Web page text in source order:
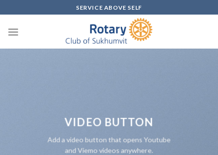
to
content
SERVICE ABOVE SELF
VIDEO BUTTON
Add a video button that opens Youtube
and Viemo videos anywhere.